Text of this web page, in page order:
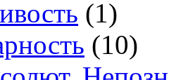
(1)
(10)